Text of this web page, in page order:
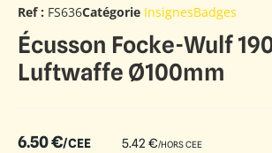
Ref : FS636Catégorie InsignesBadges
Écusson Focke-Wulf
Luftwaffe Ø100mm
6.50€/CEE 5.42 €/HORS CEE